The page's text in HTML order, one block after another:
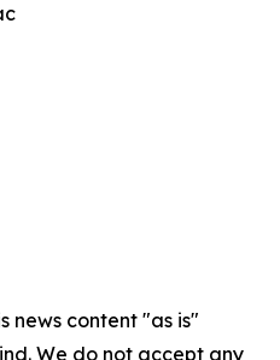
news content "as is"
We do not accept any